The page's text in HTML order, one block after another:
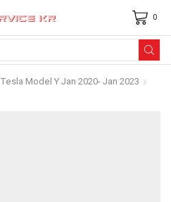
0
Tesla Model Y Jan 2020- Jan 2023